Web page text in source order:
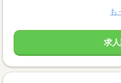
も
求